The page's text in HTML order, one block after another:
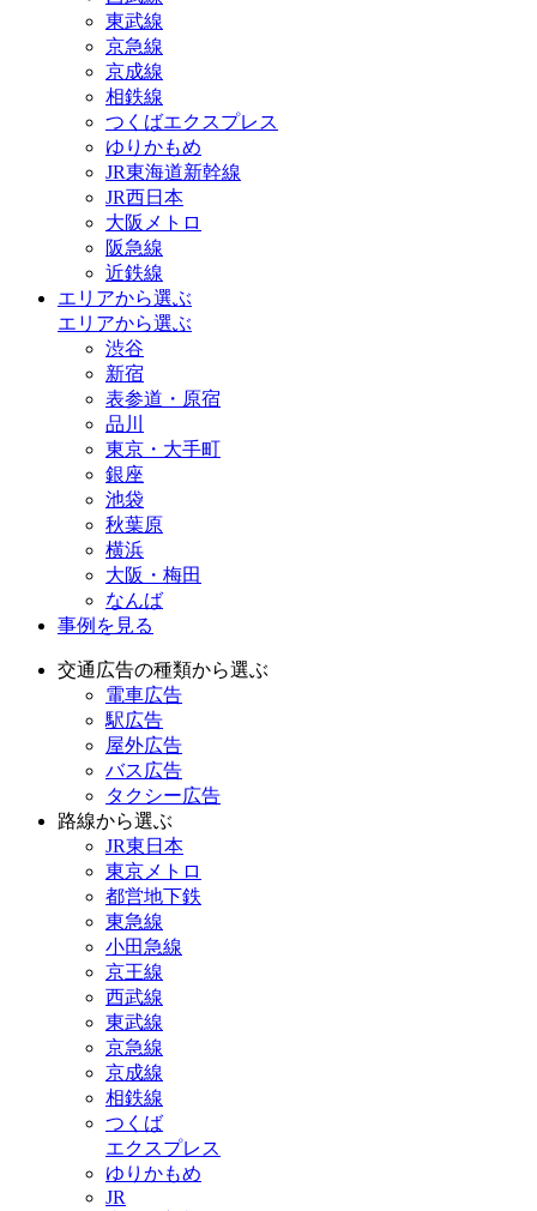
東武線
京急線
京成線
相鉄線
つくばエクスプレス
ゆりかもめ
JR東海道新幹線
JR西日本
大阪メトロ
阪急線
近鉄線
エリアから選ぶ
エリアから選ぶ
渋谷
新宿
表参道・原宿
品川
東京・大手町
銀座
池袋
秋葉原
横浜
大阪・梅田
なんば
事例を見る
交通広告の種類から選ぶ
電車広告
駅広告
屋外広告
バス広告
タクシー広告
路線から選ぶ
JR東日本
東京メトロ
都営地下鉄
東急線
小田急線
京王線
西武線
東武線
京急線
京成線
相鉄線
つくば
エクスプレス
ゆりかもめ
JR